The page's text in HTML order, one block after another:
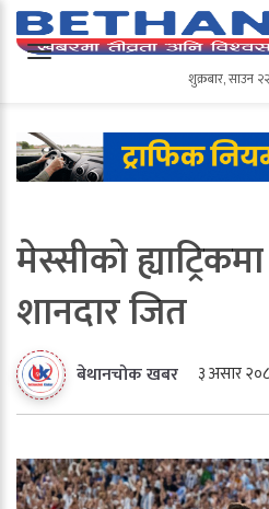
शुक्रबार,साउन
शुक्रबार,साउन २२
मेस्सीको
शानदार जित
बेथानचोक खबर ३ असार